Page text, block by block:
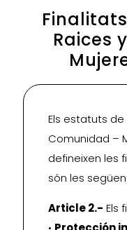
Raices
Els estatuts
Comunidad –
defineixen les
són les
Article 2.- Els